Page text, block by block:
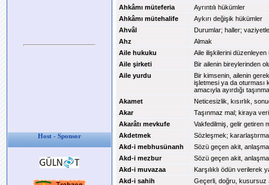
Host - Sponsor
Ahkâmı müteferia
Ayrıntılı hükümler
Ahkâmı mütehalife
Aykırı değişik hükümler
Ahvâl
Durumlar; haller;
Ahz
Almak
Aile hukuku
Aile ilişkilerini düzenleyen
Aile şirketi
Bir ailenin bireylerinden
Aile yurdu
Bir kimsenin, ailenin
işletmesi ya da oturması
amacıyla ayırdığı
Akamet
Neticesizlik, kısırlık,
Akar
Taşınmaz mal; kiraya
Akarâtı mevkufe
Vakfedilmiş, gelir getiren
Akdetmek
Sözleşmek;
Akd-i mebhusünanh
Sözü geçen akit,
Akd-i mezbur
Sözü geçen akit,
Akd-i muvazaa
Karşılıklı ödün verilerek
Akd-i sahih
Geçerli, doğru, kusursuz